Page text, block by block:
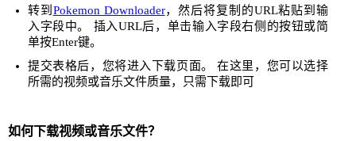
转到 Pokemon Downloader，然后将复制的URL粘贴到输
入字段中。 插入URL后，单击输入字段右侧的按钮或简
单按Enter键。
提交表格后，您将进入下载页面。 在这里，您可以选择
所需的视频或音乐文件质量，只需下载即可
如何下载视频或音乐文件？